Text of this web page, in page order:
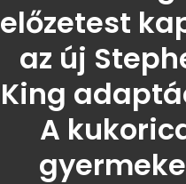
előzetest
az új
King
A